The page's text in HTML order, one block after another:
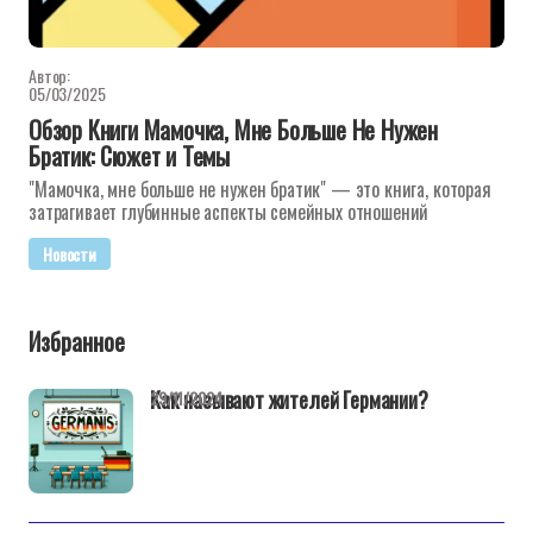
Автор:
05/03/2025
Обзор Книги Мамочка, Мне Больше Не Нужен
Братик: Сюжет и Темы
"Мамочка, мне больше не нужен братик" — это книга, которая
затрагивает глубинные аспекты семейных отношений
Новости
Избранное
Как называют жителей Германии?
29/11/2024